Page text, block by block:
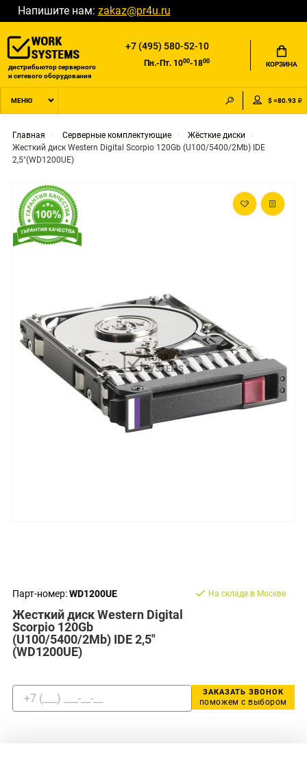
Напишите нам: zakaz@pr4u.ru
дистрибьютор серверного
и сетевого оборудования
+7 (495) 580-52-10
Пн.-Пт. 1000-1800 КОРЗИНА
МЕНЮ $ =80.93 ₽
Главная Серверные комплектующие
Жёсткие диски
Жесткий диск Western Digital Scorpio 120Gb (U100/5400/2Mb) IDE
2,5"(WD1200UE)
Парт-номер:WD1200UE
Жесткий диск Western Digital
Scorpio 120Gb
(U100/5400/2Mb) IDE 2,5"
(WD1200UE)
На складе в Москве
ЗАКАЗАТЬ ЗВОНОК
поможем с выбором